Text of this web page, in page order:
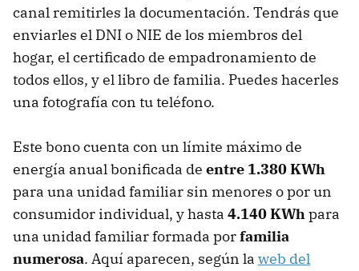
canal remitirles la documentación. Tendrás que
enviarles el DNI o NIE de los miembros del
hogar, el certificado de empadronamiento de
todos ellos, y el libro de familia. Puedes hacerles
una fotografía con tu teléfono.
Este bono cuenta con un límite máximo de
energía anual bonificada de entre 1.380 KWh
para una unidad familiar sin menores o por un
consumidor individual, y hasta 4.140 KWhpara
una unidad familiar formada porfamilia
numerosa. Aquí aparecen, según la web del